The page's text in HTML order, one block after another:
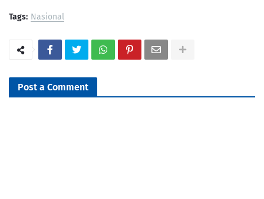
Tags: Nasional
Post a Comment